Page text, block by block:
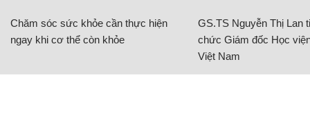
Chăm sóc sức khỏe cần thực hiện
ngay khi cơ thể còn khỏe
GS.TS Nguyễn Thị Lan
chức Giám đốc Học
Việt Nam